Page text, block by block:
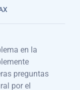
en la
preguntas
por el